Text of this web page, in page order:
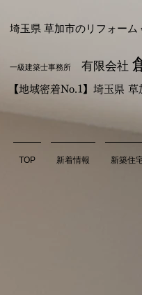
埼玉県 草加市のリフォーム
一級建築士事務所 有限会社
【地域密着No.1】埼玉県
TOP 新着情報 新築住